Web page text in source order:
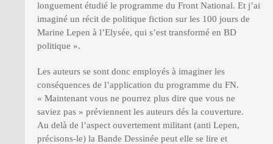
longuement étudié le programme du Front National. Et j’ai
imaginé un récit de politique fiction sur les 100 jours de
Marine Lepen à l’Elysée, qui s’est transformé en BD
politique ».
Les auteurs se sont donc employés à imaginer les
conséquences de l’application du programme du FN.
« Maintenant vous ne pourrez plus dire que vous ne
saviez pas » préviennent les auteurs dés la couverture.
Au delà de l’aspect ouvertement militant (anti Lepen,
précisons-le) la Bande Dessinée peut elle se lire et